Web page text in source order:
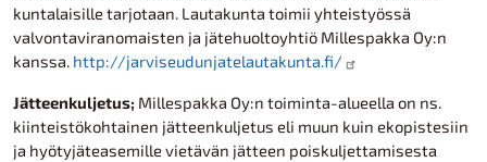
kuntalaisille tarjotaan. Lautakunta toimii yhteistyössä
valvontaviranomaisten ja jätehuoltoyhtiö Millespakka Oy:n
kanssa. http://jarviseudunjatelautakunta.fi/
Jätteenkuljetus; Millespakka Oy:n toiminta-alueella on ns.
kiinteistökohtainen jätteenkuljetus eli muun kuin ekopistesiin
ja hyötyjäteasemille vietävän jätteen poiskuljettamisesta